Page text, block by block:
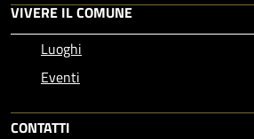
VIVERE IL COMUNE
Luoghi
Eventi
CONTATTI